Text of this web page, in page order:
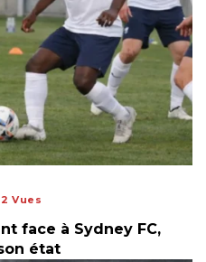
2 Vues
face à Sydney FC,
état